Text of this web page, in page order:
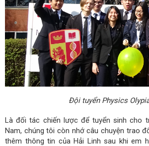
Đội tuyển Physics
Là đối tác chiến lược để tuyển sinh cho
Nam, chúng tôi còn nhớ câu chuyện trao
thêm thông tin của Hải Linh sau khi em